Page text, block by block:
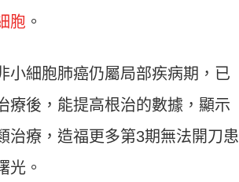
胞 。
小細胞肺癌仍屬局部疾病期，已
療後，能提高根治的數據，顯示
治療，造福更多第3期無法開刀患
光。